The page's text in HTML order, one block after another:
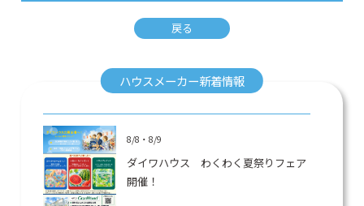
戻る
ハウスメーカー新着情報
8/8・8/9
ダイワハウス わくわく夏祭りフェア
開催！